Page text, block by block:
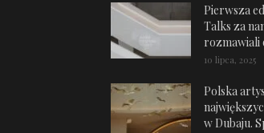
Pierwsza
Talks za
rozmawiali
10 lipca, 2025
Polska
w Dubaju.